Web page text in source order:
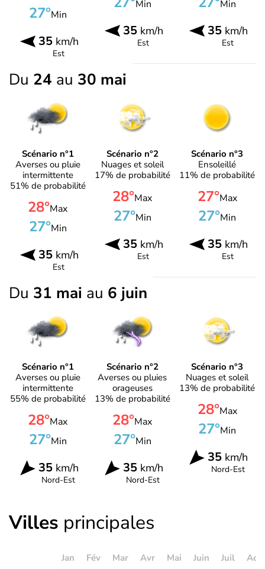
27°Min
35km/h
Est
Min
35km/h
Est
Min
35 km/h
Est
Du 24 au 30 mai
Scénario n°1
Averses ou pluie
intermittente
51% de probabilité
28°Max
27°Min
35km/h
Est
Scénario n°2
Nuages et soleil
17% de probabilité
28°Max
27°Min
35km/h
Est
Scénario n°3
Ensoleillé
11% de probabilité
27°Max
27°Min
35 km/h
Est
Du 31 mai au 6 juin
Scénario n°1
Averses ou pluie
intermittente
55% de probabilité
28°Max
27°Min
35km/h
Nord-Est
Scénario n°2
Averses ou pluies
orageuses
13% de probabilité
28°Max
27°Min
35km/h
Nord-Est
Scénario n°3
Nuages et soleil
13% de probabilité
28°Max
27°Min
35 km/h
Nord-Est
Villes principales
Jan Fév Mar Avr Mai Juin Juil